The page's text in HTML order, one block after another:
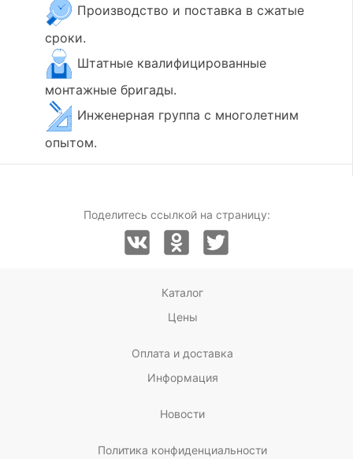
Производство и поставка в сжатые
сроки.
Штатные квалифицированные
монтажные бригады.
Инженерная группа с многолетним
опытом.
Поделитесь ссылкой на страницу:
Каталог
Цены
Оплата и доставка
Информация
Новости
Политика конфиденциальности